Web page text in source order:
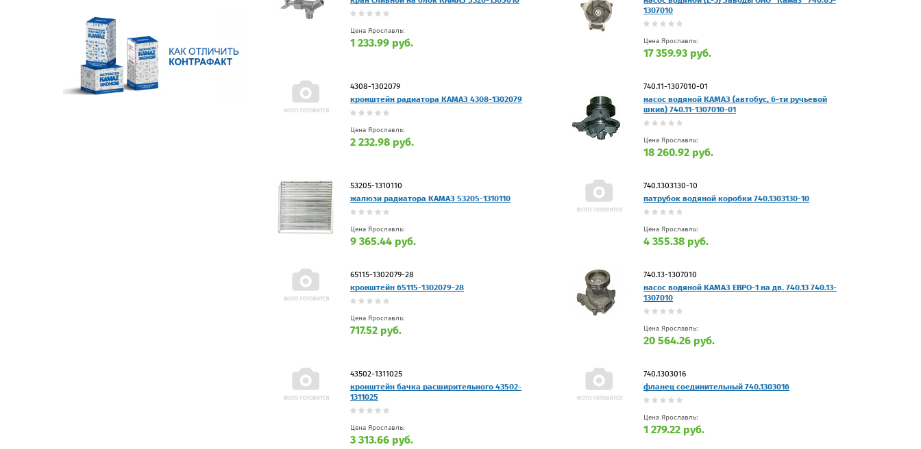
Цена Ярославль:
1 233.99 руб.
1307010
Цена Ярославль:
17 359.93 руб.
4308-1302079
кронштейн радиатора КАМАЗ 4308-1302079
Цена Ярославль:
2 232.98 руб.
740.11-1307010-01
насос водяной КАМАЗ (автобус, 6-ти ручьевой
шкив) 740.11-1307010-01
Цена Ярославль:
18 260.92 руб.
53205-1310110
жалюзи радиатора КАМАЗ 53205-1310110
Цена Ярославль:
9 365.44 руб.
740.1303130-10
патрубок водяной коробки 740.1303130-10
Цена Ярославль:
4 355.38 руб.
65115-1302079-28
кронштейн 65115-1302079-28
Цена Ярославль:
717.52 руб.
740.13-1307010
насос водяной КАМАЗ ЕВРО-1 на дв. 740.13 740.13-
1307010
Цена Ярославль:
20 564.26 руб.
43502-1311025
кронштейн бачка расширительного 43502-
1311025
Цена Ярославль:
3 313.66 руб.
740.1303016
фланец соединительный 740.1303016
Цена Ярославль:
1 279.22 руб.